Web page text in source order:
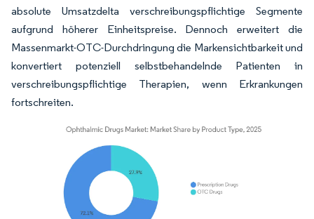
absolute Umsatzdelta verschreibungspflichtige Segmente
aufgrund höherer Einheitspreise. Dennoch erweitert die
Massenmarkt-OTC-Durchdringung die Markensichtbarkeit und
konvertiert potenziell selbstbehandelnde Patienten in
verschreibungspflichtige Therapien, wenn Erkrankungen
fortschreiten.